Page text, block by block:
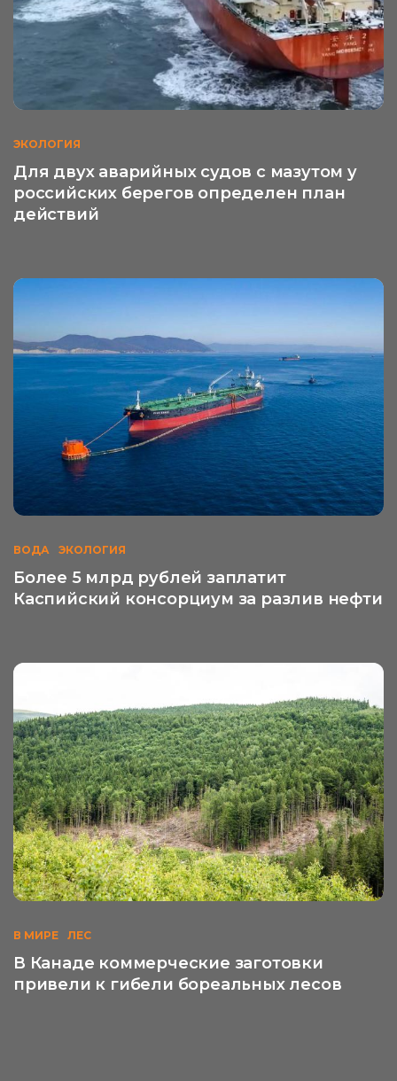
ЭКОЛОГИЯ
Для двух аварийных судов с мазутом у
российских берегов определен план
действий
ВОДА ЭКОЛОГИЯ
Более 5 млрд рублей заплатит
Каспийский консорциум за разлив нефти
В МИРЕ ЛЕС
В Канаде коммерческие заготовки
привели к гибели бореальных лесов